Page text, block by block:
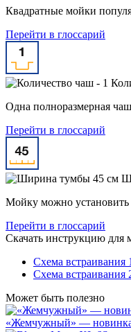
Квадратные мойки
Перейти в глоссарий
Одна полноразмерная
Перейти в глоссарий
Мойку можно
Перейти в глоссарий
Скачать инструкцию для
Схема встраивания 1
Схема встраивания
Может быть полезно
«Жемчужный» — новинка